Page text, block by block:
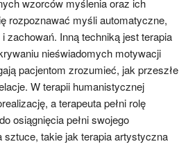
wzorców myślenia oraz ich
rozpoznawać myśli automatyczne,
zachowań. Inną techniką jest terapia
nieświadomych motywacji
pacjentom zrozumieć, jak przeszłe
W terapii humanistycznej
a terapeuta pełni rolę
osiągnięcia pełni swojego
sztuce, takie jak terapia artystyczna